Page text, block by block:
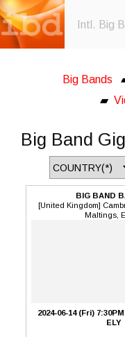
Intl. Big
Big Bands
▰
Big Band
BIG BAND
[United Kingdom]
Maltings,
2024-06-14 (Fri)
ELY